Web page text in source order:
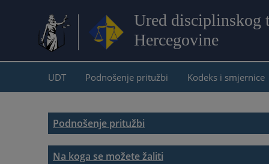
Ured disciplinskog
Hercegovine
UDT Podnošenje pritužbi Kodeks i smjernice
Podnošenje pritužbi
Na koga se možete žaliti